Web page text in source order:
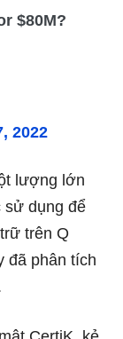
$80M?
2022
lượng lớn
sử dụng để
trên Q
đã phân tích